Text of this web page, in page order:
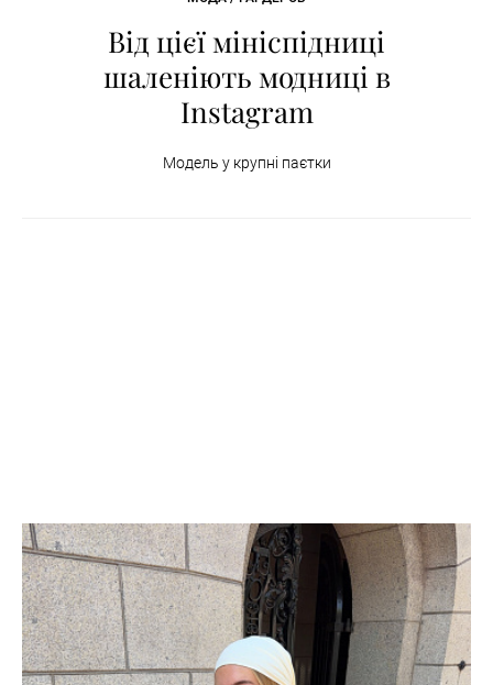
Від цієї мініспідниці
шаленіють модниці в
Instagram
Модель у крупні паєтки